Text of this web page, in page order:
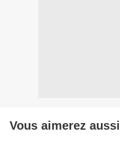
Vous aimerez aussi